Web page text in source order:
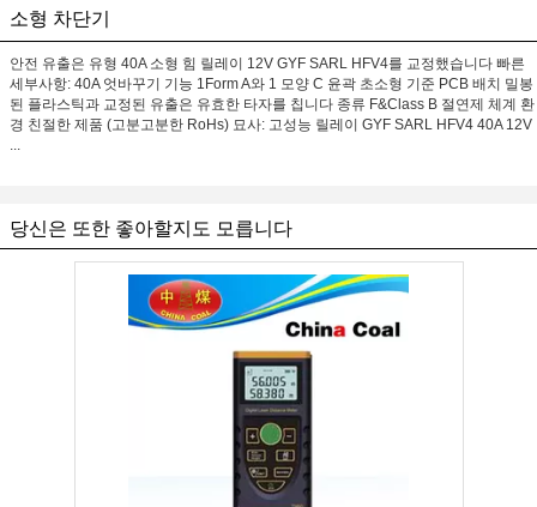
소형 차단기
안전 유출은 유형 40A 소형 힘 릴레이 12V GYF SARL HFV4를 교정했습니다 빠른
세부사항: 40A 엇바꾸기 기능 1Form A와 1 모양 C 윤곽 초소형 기준 PCB 배치 밀봉
된 플라스틱과 교정된 유출은 유효한 타자를 칩니다 종류 F&Class B 절연제 체계 환
경 친절한 제품 (고분고분한 RoHs) 묘사: 고성능 릴레이 GYF SARL HFV4 40A 12V
...
당신은 또한 좋아할지도 모릅니다